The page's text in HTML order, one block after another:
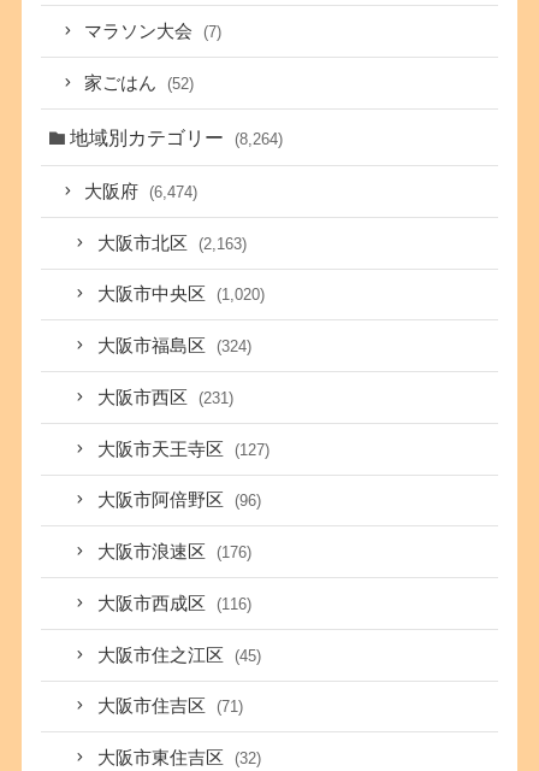
マラソン大会 (7)
家ごはん (52)
地域別カテゴリー (8,264)
大阪府 (6,474)
大阪市北区 (2,163)
大阪市中央区 (1,020)
大阪市福島区 (324)
大阪市西区 (231)
大阪市天王寺区 (127)
大阪市阿倍野区 (96)
大阪市浪速区 (176)
大阪市西成区 (116)
大阪市住之江区 (45)
大阪市住吉区 (71)
大阪市東住吉区 (32)